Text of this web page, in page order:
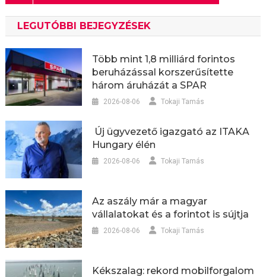
LEGUTÓBBI BEJEGYZÉSEK
Több mint 1,8 milliárd forintos
beruházással korszerűsítette
három áruházát a SPAR
2026-08-06 Tokaji Tamás
Új ügyvezető igazgató az ITAKA
Hungary élén
2026-08-06 Tokaji Tamás
Az aszály már a magyar
vállalatokat és a forintot is sújtja
2026-08-06 Tokaji Tamás
Kékszalag: rekord mobilforgalom